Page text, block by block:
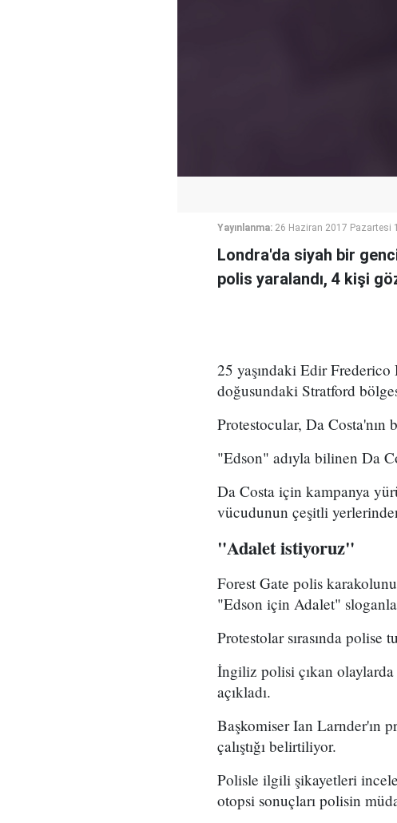
Yayınlanma: 26 Haziran 2017 Pazartesi
Londra'da siyah bir
polis yaralandı, 4 kişi
25 yaşındaki Edir Frederico
doğusundaki Stratford
Protestocular, Da
"Edson" adıyla bilinen Da
Da Costa için kampanya
vücudunun çeşitli
"Adalet istiyoruz"
Forest Gate polis
"Edson için Adalet"
Protestolar sırasında polise
İngiliz polisi çıkan olaylarda
açıkladı.
Başkomiser Ian Larnder'ın
çalıştığı belirtiliyor.
Polisle ilgili şikayetleri
otopsi sonuçları polisin